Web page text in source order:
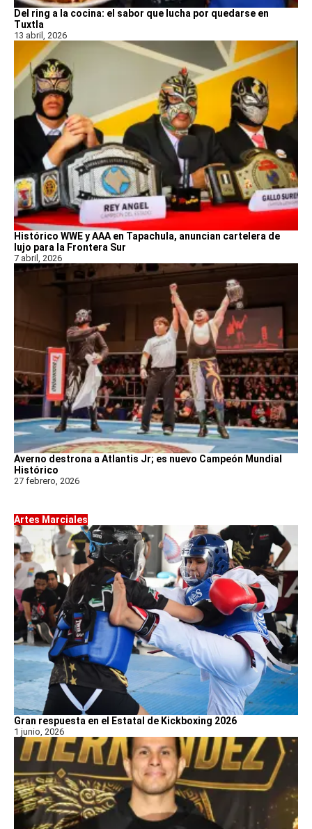
Del ring a la cocina: el sabor que lucha por quedarse en
Tuxtla
13 abril, 2026
Histórico WWE y AAA en Tapachula, anuncian cartelera de
lujo para la Frontera Sur
7 abril, 2026
Averno destrona a Atlantis Jr; es nuevo Campeón Mundial
Histórico
27 febrero, 2026
Artes Marciales
Gran respuesta en el Estatal de Kickboxing 2026
1 junio, 2026